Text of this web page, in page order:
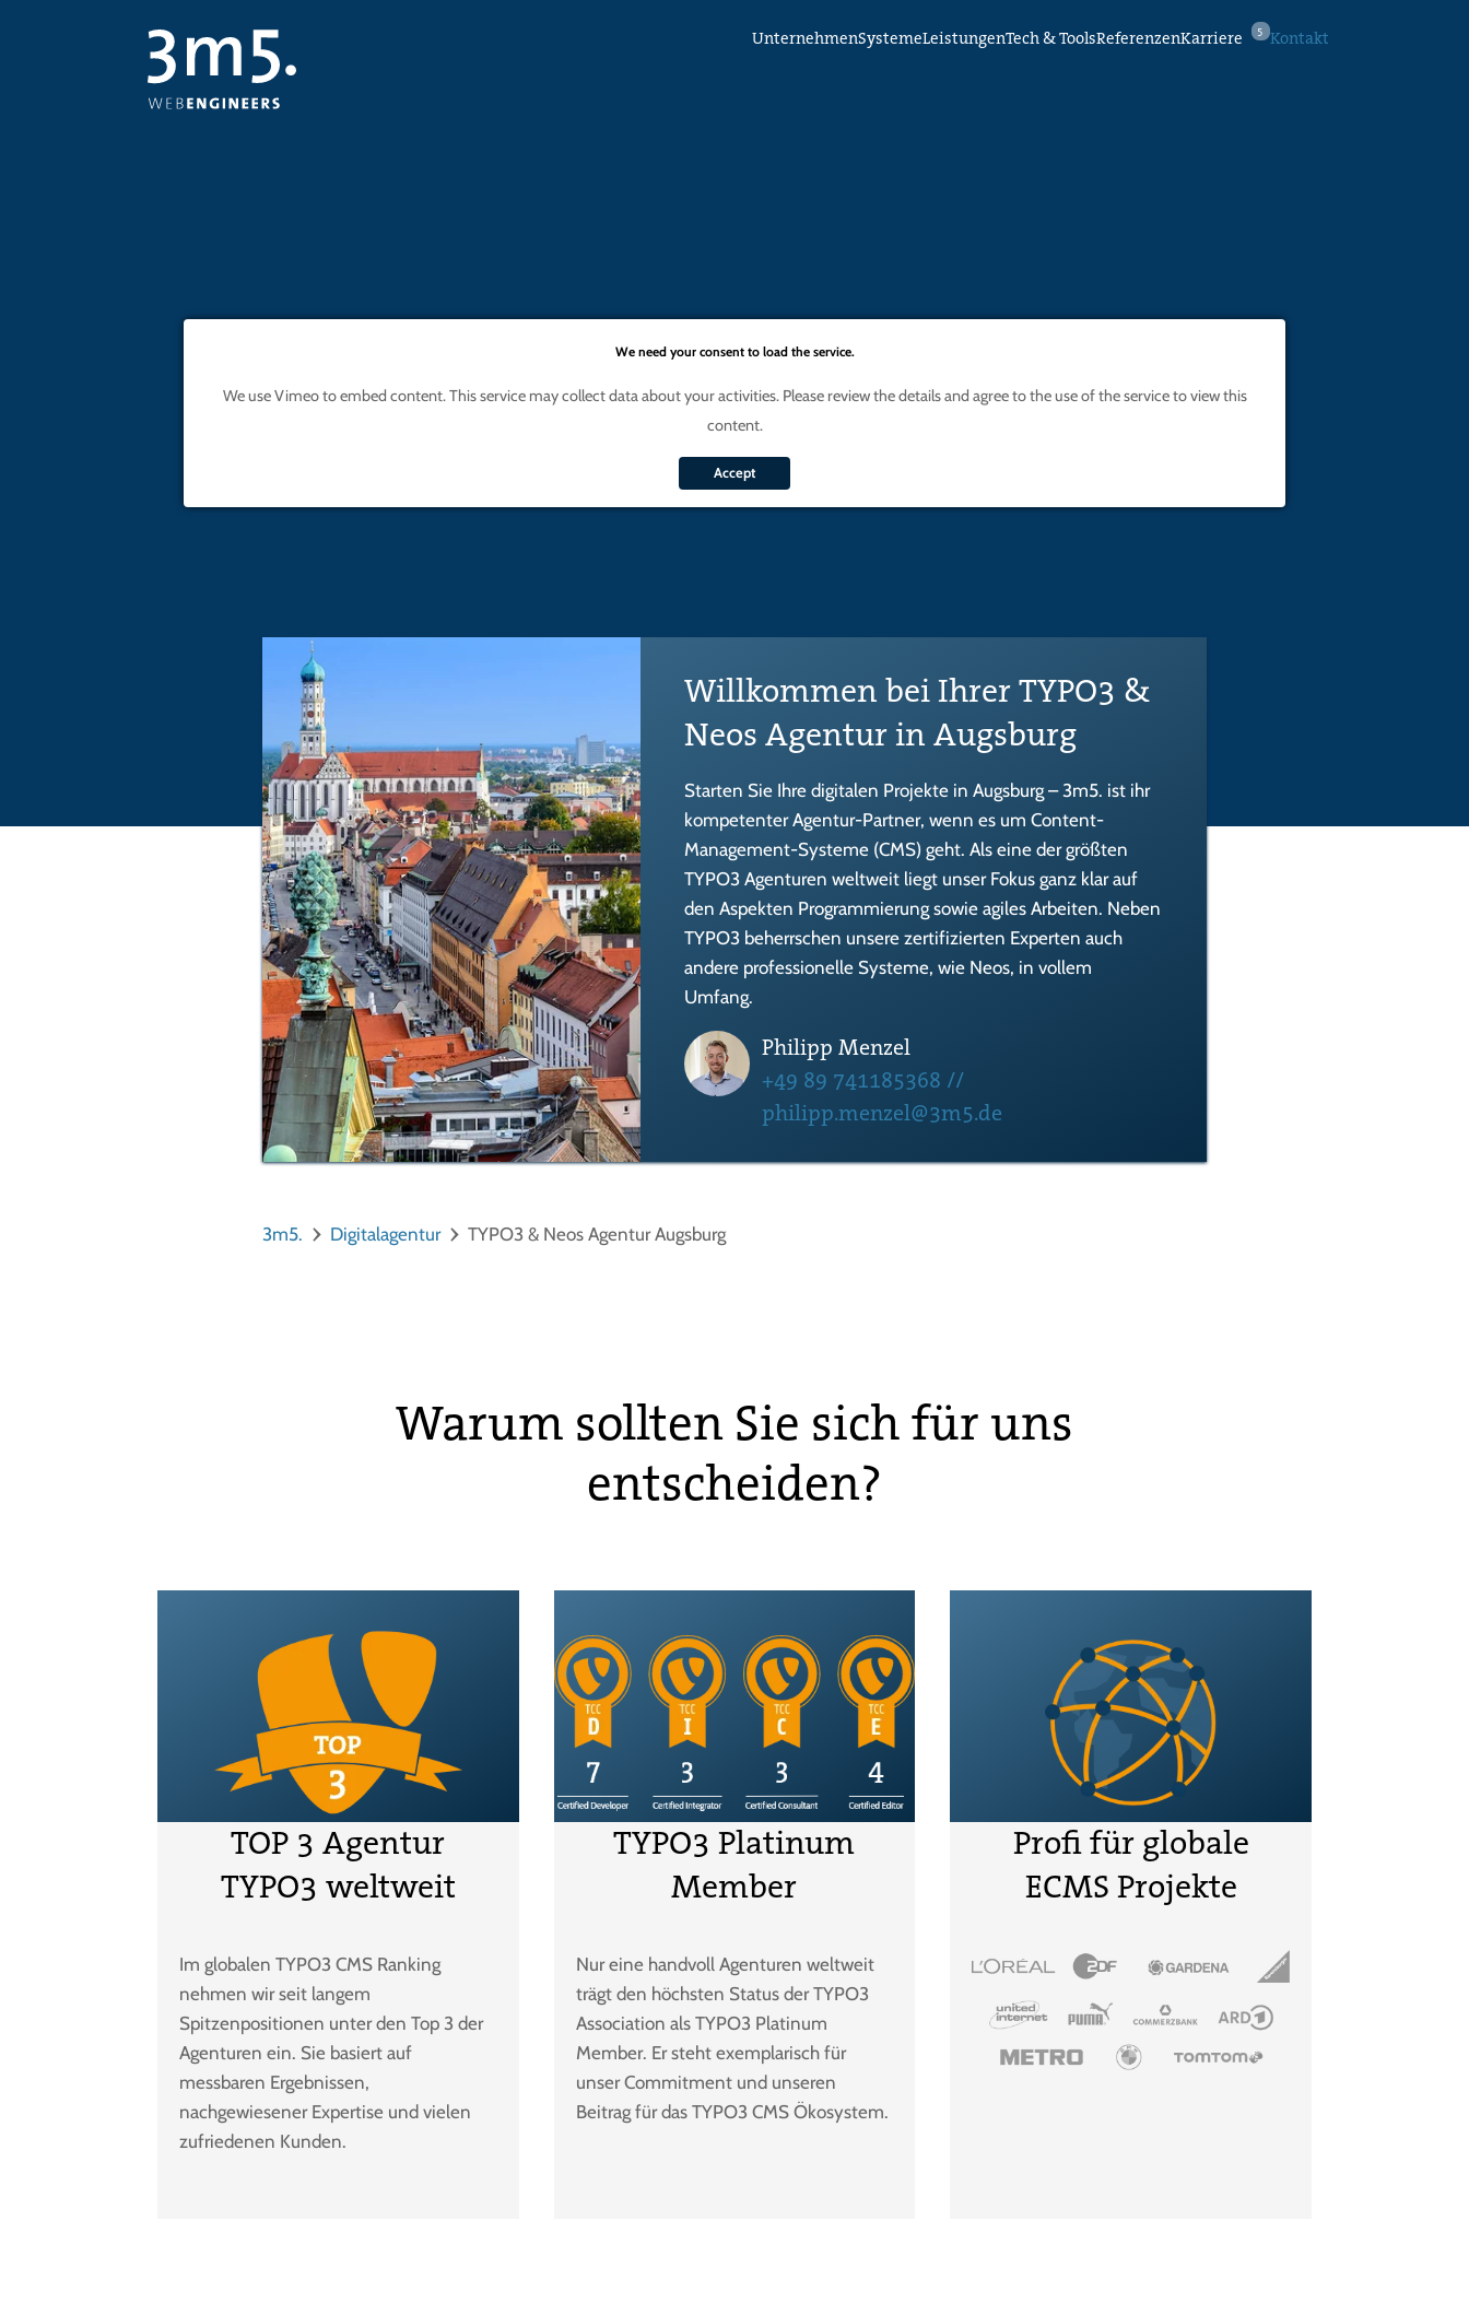
UnternehmenSystemeLeistungenTech & ToolsReferenzenKarriere 5 Kontakt
We need your consent to load the service.
We use Vimeo to embed content. This service may collect data about your activities. Please review the details and agree to the use of the service to view this
content.
Accept
Willkommen bei Ihrer TYPO3 &
Neos Agentur in Augsburg
Starten Sie Ihre digitalen Projekte in Augsburg – 3m5. ist ihr
kompetenter Agentur-Partner, wenn es um Content-
Management-Systeme (CMS) geht. Als eine der größten
TYPO3 Agenturen weltweit liegt unser Fokus ganz klar auf
den Aspekten Programmierung sowie agiles Arbeiten. Neben
TYPO3 beherrschen unsere zertifizierten Experten auch
andere professionelle Systeme, wie Neos, in vollem
Umfang.
Philipp Menzel
+49 89 741185368 //
philipp.menzel@3m5.de
3m5. Digitalagentur TYPO3 & Neos Agentur Augsburg
Warum sollten Sie sich für uns
entscheiden?
TOP 3 Agentur
TYPO3 weltweit
Im globalen TYPO3 CMS Ranking
nehmen wir seit langem
Spitzenpositionen unter den Top 3 der
Agenturen ein. Sie basiert auf
messbaren Ergebnissen,
nachgewiesener Expertise und vielen
zufriedenen Kunden.
TYPO3 Platinum
Member
Nur eine handvoll Agenturen weltweit
trägt den höchsten Status der TYPO3
Association als TYPO3 Platinum
Member. Er steht exemplarisch für
unser Commitment und unseren
Beitrag für das TYPO3 CMS Ökosystem.
Profi für globale
ECMS Projekte